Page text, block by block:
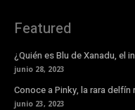
Featured
¿Quién es Blu de Xanadu, el
junio 28, 2023
Conoce a Pinky, la rara delfín
junio 23, 2023